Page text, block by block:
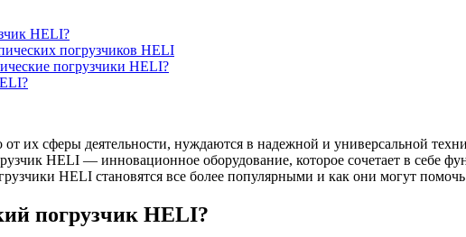
HELI?
погрузчиков HELI
погрузчики HELI?
их сферы деятельности, нуждаются в надежной и универсальной
HELI — инновационное оборудование, которое сочетает в себе
HELI становятся все более популярными и как они могут
погрузчик HELI?